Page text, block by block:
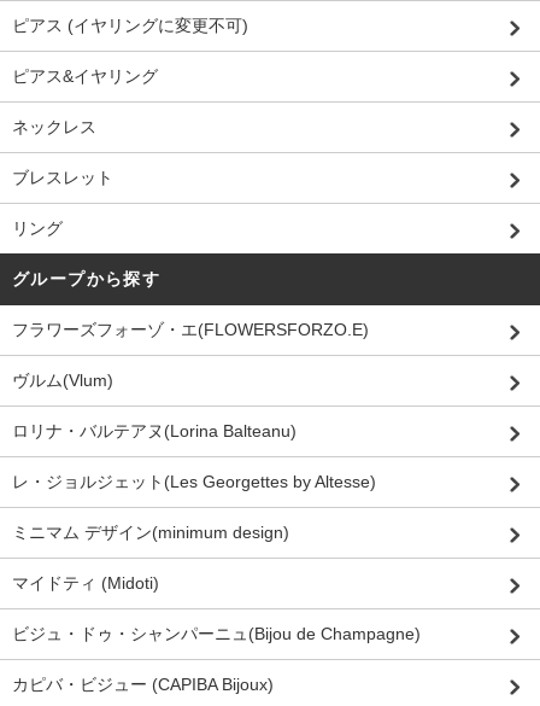
ピアス (イヤリングに変更不可)
ピアス&イヤリング
ネックレス
ブレスレット
リング
グループから探す
フラワーズフォーゾ・エ(FLOWERSFORZO.E)
ヴルム(Vlum)
ロリナ・バルテアヌ(Lorina Balteanu)
レ・ジョルジェット(Les Georgettes by Altesse)
ミニマム デザイン(minimum design)
マイドティ (Midoti)
ビジュ・ドゥ・シャンパーニュ(Bijou de Champagne)
カピバ・ビジュー (CAPIBA Bijoux)